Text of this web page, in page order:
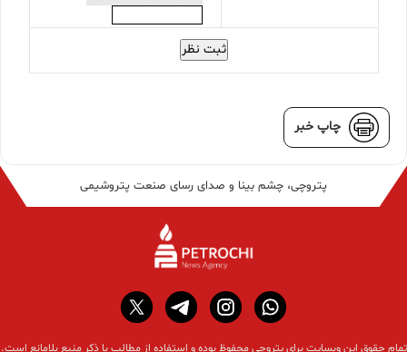
ثبت نظر
چاپ خبر
پتروچی، چشم بینا و صدای رسای صنعت پتروشیمی
تمام حقوق این وبسایت برای پتروچی محفوظ بوده و استفاده از مطالب با ذکر منبع بلامانع است.